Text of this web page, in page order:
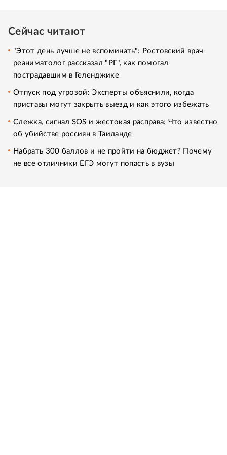
Сейчас читают
"Этот день лучше не вспоминать": Ростовский врач-
реаниматолог рассказал "РГ", как помогал
пострадавшим в Геленджике
Отпуск под угрозой: Эксперты объяснили, когда
приставы могут закрыть выезд и как этого избежать
Слежка, сигнал SOS и жестокая расправа: Что известно
об убийстве россиян в Таиланде
Набрать 300 баллов и не пройти на бюджет? Почему
не все отличники ЕГЭ могут попасть в вузы